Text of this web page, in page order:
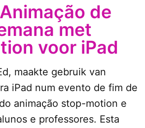
de
met
voor iPad
maakte gebruik van
iPad num evento de fim de
animação stop-motion e
e professores. Esta